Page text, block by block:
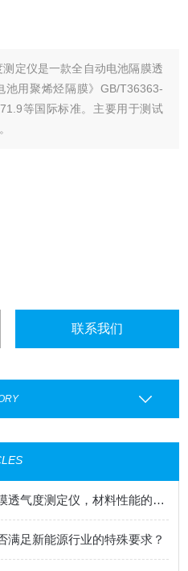
定仪是一款全自动电池隔膜透
用聚烯烃隔膜》GB/T36363-
等国际标准。主要用于测试
联系我们
洞察微孔，守护屏障：隔膜透气度测定仪，材料性能的精密标尺
满足新能源行业的特殊要求？